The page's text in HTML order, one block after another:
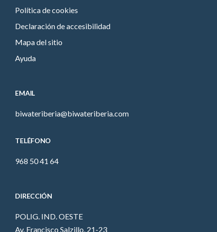
Política de cookies
Declaración de accesibilidad
Mapa del sitio
Ayuda
EMAIL
biwateriberia@biwateriberia.com
TELÉFONO
968 50 41 64
DIRECCIÓN
POLIG. IND. OESTE
Av. Francisco Salzillo, 21-23